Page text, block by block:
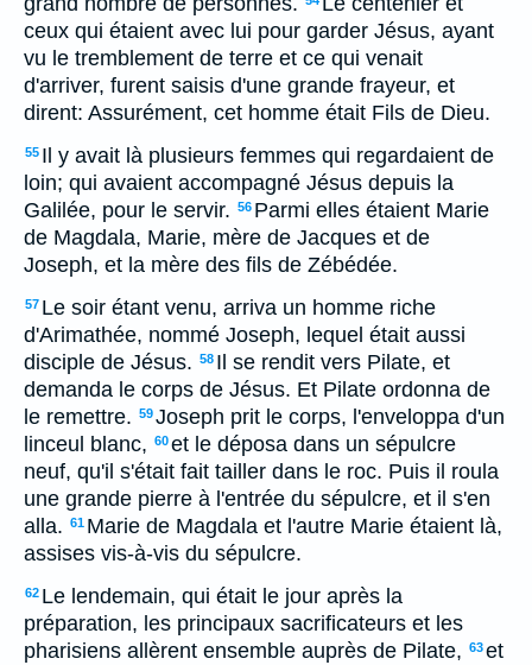
ceux qui étaient avec lui pour garder Jésus, ayant
vu le tremblement de terre et ce qui venait
d'arriver, furent saisis d'une grande frayeur, et
dirent: Assurément, cet homme était Fils de Dieu.
55 Il y avait là plusieurs femmes qui regardaient de
loin; qui avaient accompagné Jésus depuis la
Galilée, pour le servir. 56 Parmi elles étaient Marie
de Magdala, Marie, mère de Jacques et de
Joseph, et la mère des fils de Zébédée.
57 Le soir étant venu, arriva un homme riche
d'Arimathée, nommé Joseph, lequel était aussi
disciple de Jésus. 58 Il se rendit vers Pilate, et
demanda le corps de Jésus. Et Pilate ordonna de
le remettre. 59Joseph prit le corps, l'enveloppa d'un
linceul blanc, 60et le déposa dans un sépulcre
neuf, qu'il s'était fait tailler dans le roc. Puis il roula
une grande pierre à l'entrée du sépulcre, et il s'en
alla. 61 Marie de Magdala et l'autre Marie étaient là,
assises vis-à-vis du sépulcre.
62 Le lendemain, qui était le jour après la
préparation, les principaux sacrificateurs et les
pharisiens allèrent ensemble auprès de Pilate, 63et